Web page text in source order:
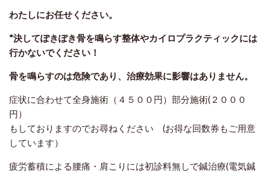
わたしにお任せください。
*決してぽきぽき骨を鳴らす整体やカイロプラクティックには
行かないでください！
骨を鳴らすのは危険であり、治療効果に影響はありません。
症状に合わせて全身施術（４５００円）部分施術(２０００
円）
もしておりますのでお尋ねください (お得な回数券もご用意
しています）
疲労蓄積による腰痛・肩こりには初診料無しで鍼治療(電気鍼